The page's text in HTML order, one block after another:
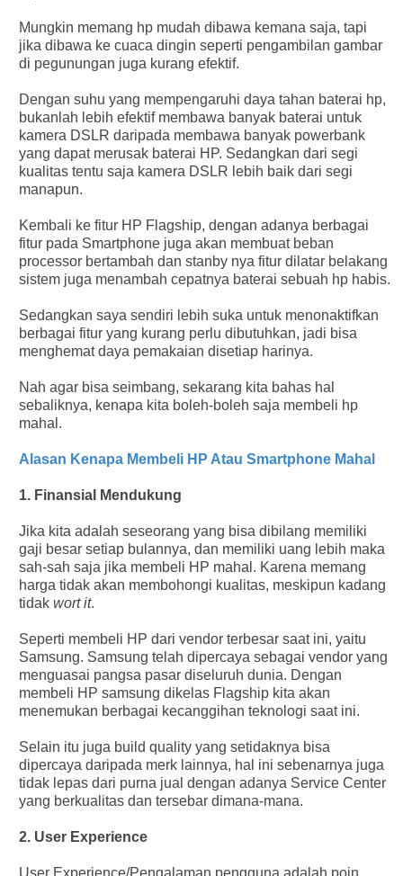
Mungkin memang hp mudah dibawa kemana saja, tapi
jika dibawa ke cuaca dingin seperti pengambilan gambar
di pegunungan juga kurang efektif.
Dengan suhu yang mempengaruhi daya tahan baterai hp,
bukanlah lebih efektif membawa banyak baterai untuk
kamera DSLR daripada membawa banyak powerbank
yang dapat merusak baterai HP. Sedangkan dari segi
kualitas tentu saja kamera DSLR lebih baik dari segi
manapun.
Kembali ke fitur HP Flagship, dengan adanya berbagai
fitur pada Smartphone juga akan membuat beban
processor bertambah dan stanby nya fitur dilatar belakang
sistem juga menambah cepatnya baterai sebuah hp habis.
Sedangkan saya sendiri lebih suka untuk menonaktifkan
berbagai fitur yang kurang perlu dibutuhkan, jadi bisa
menghemat daya pemakaian disetiap harinya.
Nah agar bisa seimbang, sekarang kita bahas hal
sebaliknya, kenapa kita boleh-boleh saja membeli hp
mahal.
Alasan Kenapa Membeli HP Atau Smartphone Mahal
1. Finansial Mendukung
Jika kita adalah seseorang yang bisa dibilang memiliki
gaji besar setiap bulannya, dan memiliki uang lebih maka
sah-sah saja jika membeli HP mahal. Karena memang
harga tidak akan membohongi kualitas, meskipun kadang
tidak wort it.
Seperti membeli HP dari vendor terbesar saat ini, yaitu
Samsung. Samsung telah dipercaya sebagai vendor yang
menguasai pangsa pasar diseluruh dunia. Dengan
membeli HP samsung dikelas Flagship kita akan
menemukan berbagai kecanggihan teknologi saat ini.
Selain itu juga build quality yang setidaknya bisa
dipercaya daripada merk lainnya, hal ini sebenarnya juga
tidak lepas dari purna jual dengan adanya Service Center
yang berkualitas dan tersebar dimana-mana.
2. User Experience
User Experience/Pengalaman pengguna adalah poin